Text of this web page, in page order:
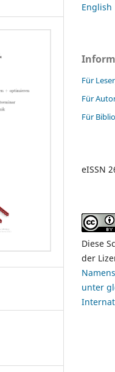
English
Für
Für
Für
eISSN
Diese
der
unter